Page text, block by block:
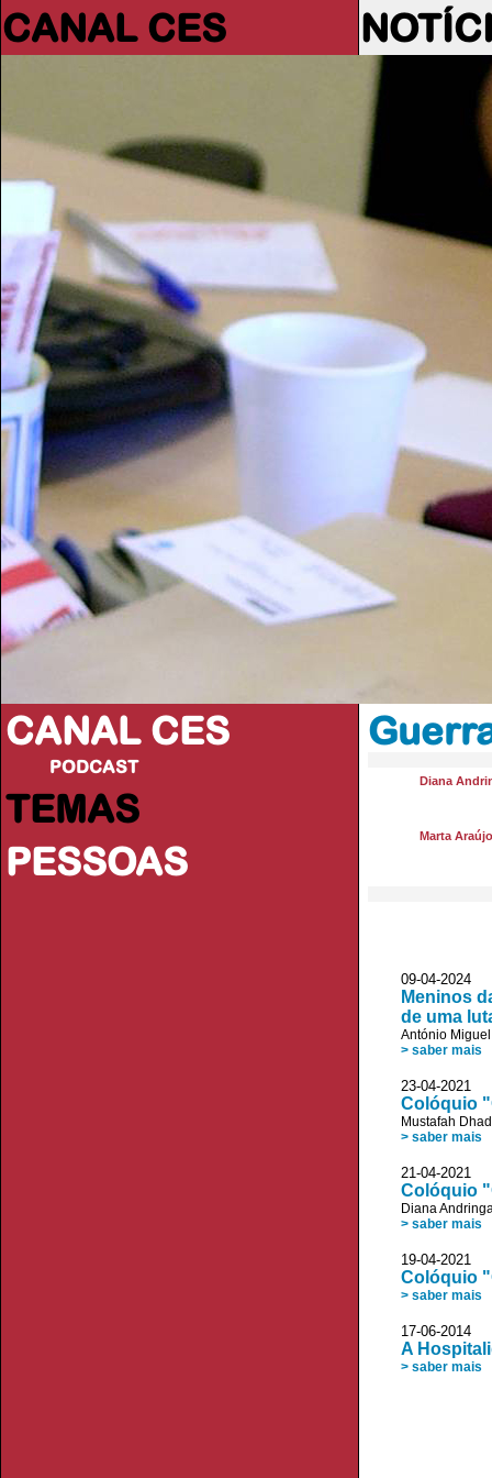
CANAL CES
CANAL CES
PODCAST
TEMAS
PESSOAS
Diana
Marta Araújo
09-04-
Meninos
de uma
António
> saber mais
23-04-
Colóquio
Mustafah
> saber mais
21-04-
Colóquio
Diana
> saber mais
19-04-
Colóquio
> saber mais
17-06-
A
> saber mais